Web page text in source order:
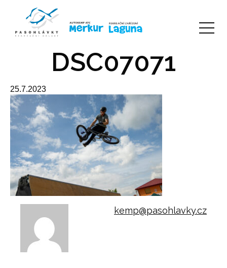
DSC07071
25.7.2023
kemp@pasohlavky.cz